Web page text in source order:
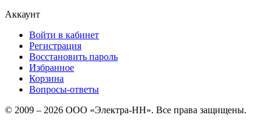
Аккаунт
Войти в кабинет
Регистрация
Восстановить пароль
Избранное
Корзина
Вопросы-ответы
© 2009 – 2026 ООО «Электра-НН». Все права защищены.